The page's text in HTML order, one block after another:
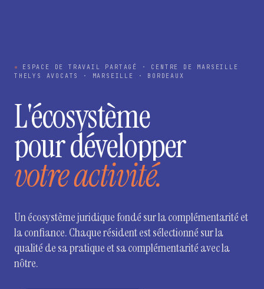
ESPACE DE TRAVAIL PARTAGÉ · CENTRE DE MARSEILLE
THELYS AVOCATS · MARSEILLE · BORDEAUX
L'écosystème
pour développer
votre activité.
Un écosystème juridique fondé sur la complémentarité et
la confiance. Chaque résident est sélectionné sur la
qualité de sa pratique et sa complémentarité avec la
nôtre.